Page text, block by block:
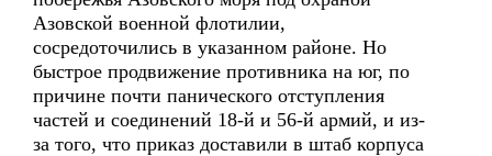
Азовской военной флотилии,
сосредоточились в указанном районе. Но
быстрое продвижение противника на юг, по
причине почти панического отступления
частей и соединений 18-й и 56-й армий, и из-
за того, что приказ доставили в штаб корпуса